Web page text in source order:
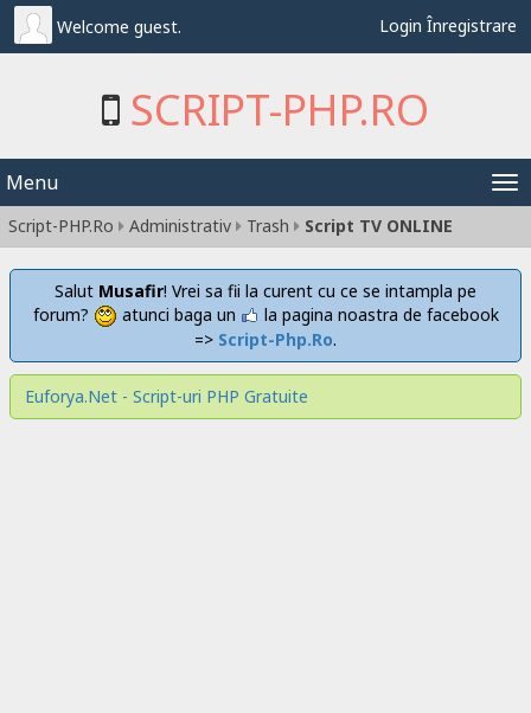
Welcome guest. Login Înregistrare
SCRIPT-PHP.RO
Menu
Script-PHP.Ro Administrativ Trash Script TV ONLINE
Salut Musafir! Vrei sa fii la curent cu ce se intampla pe
forum?
atunci baga un
la pagina noastra de facebook
=> Script-Php.Ro.
Euforya.Net - Script-uri PHP Gratuite